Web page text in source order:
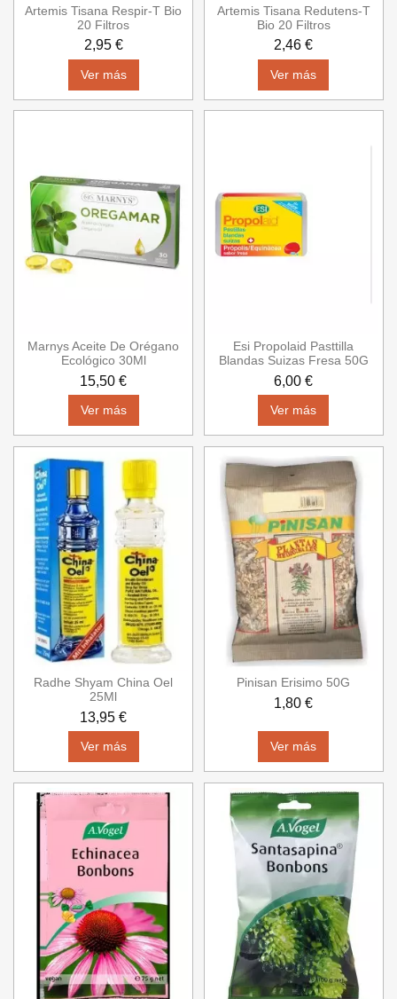
Artemis Tisana Respir-T Bio
20 Filtros
2,95 €
Ver más
Artemis Tisana Redutens-T
Bio 20 Filtros
2,46 €
Ver más
Marnys Aceite De Orégano
Ecológico 30Ml
15,50 €
Ver más
Esi Propolaid Pasttilla
Blandas Suizas Fresa 50G
6,00 €
Ver más
Radhe Shyam China Oel
25Ml
13,95 €
Ver más
Pinisan Erisimo 50G
1,80 €
Ver más